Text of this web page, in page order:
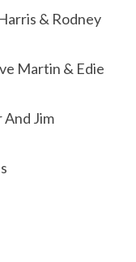
& Rodney
Martin & Edie
Jim